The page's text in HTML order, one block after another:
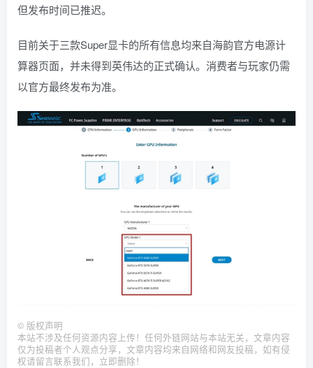
但发布时间已推迟。
目前关于三款Super显卡的所有信息均来自海韵官方电源计
算器页面，并未得到英伟达的正式确认。消费者与玩家仍需
以官方最终发布为准。
© 版权声明
本站不涉及任何资源内容上传！任何外链网站与本站无关，文章内容
仅为投稿者个人观点分享，文章内容均来自网络和网友投稿，如有侵
权请留言联系我们，立即删除！